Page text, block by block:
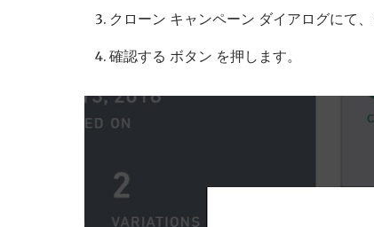
クローン キャンペーン ダイアログにて
確認する ボタン を押します。